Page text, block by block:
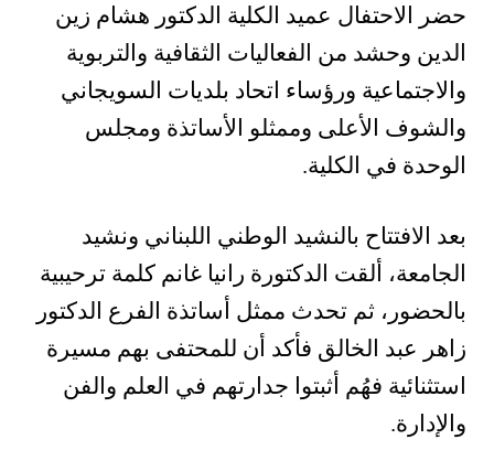
حضر الاحتفال عميد الكلية الدكتور هشام زين
الدين وحشد من الفعاليات الثقافية والتربوية
والاجتماعية ورؤساء اتحاد بلديات السويجاني
والشوف الأعلى وممثلو الأساتذة ومجلس
الوحدة في الكلية.
بعد الافتتاح بالنشيد الوطني اللبناني ونشيد
الجامعة، ألقت الدكتورة رانيا غانم كلمة ترحيبية
بالحضور، ثم تحدث ممثل أساتذة الفرع الدكتور
زاهر عبد الخالق فأكد أن للمحتفى بهم مسيرة
استثنائية فهُم أثبتوا جدارتهم في العلم والفن
والإدارة.